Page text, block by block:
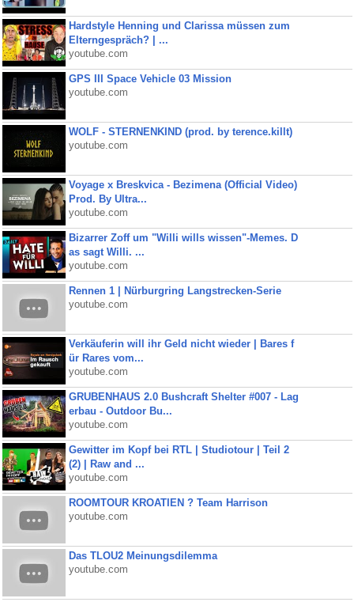
Hardstyle Henning und Clarissa müssen zum
Elterngespräch? | ...
youtube.com
GPS III Space Vehicle 03 Mission
youtube.com
WOLF - STERNENKIND (prod. by terence.killt)
youtube.com
Voyage x Breskvica - Bezimena (Official Video)
Prod. By Ultra...
youtube.com
Bizarrer Zoff um "Willi wills wissen"-Memes. D
as sagt Willi. ...
youtube.com
Rennen 1 | Nürburgring Langstrecken-Serie
youtube.com
Verkäuferin will ihr Geld nicht wieder | Bares f
ür Rares vom...
youtube.com
GRUBENHAUS 2.0 Bushcraft Shelter #007 - Lag
erbau - Outdoor Bu...
youtube.com
Gewitter im Kopf bei RTL | Studiotour | Teil 2
(2) | Raw and ...
youtube.com
ROOMTOUR KROATIEN ? Team Harrison
youtube.com
Das TLOU2 Meinungsdilemma
youtube.com